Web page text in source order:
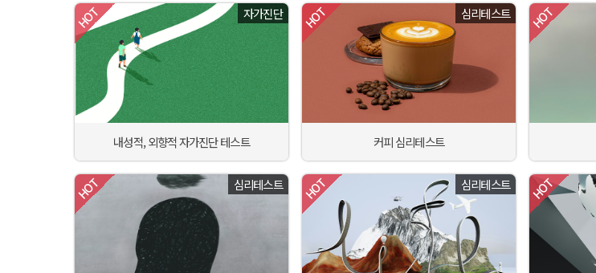
자가진단
내성적, 외향적 자가진단 테스트
심리테스트
커피 심리테스트
심리테스트 심리테스트